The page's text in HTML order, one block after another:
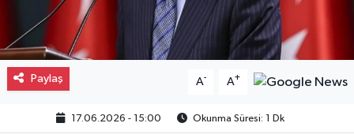
Paylaş A- A+
17.06.2026 - 15:00 Okunma Süresi: 1 Dk